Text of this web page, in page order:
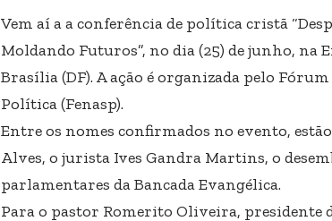
Vem aí a a conferência de política cristã
Moldando Futuros”, no dia (25) de junho, na
Brasília (DF). A ação é organizada pelo
Política (Fenasp).
Entre os nomes confirmados no evento,
Alves, o jurista Ives Gandra Martins, o
parlamentares da Bancada Evangélica.
Para o pastor Romerito Oliveira, presidente